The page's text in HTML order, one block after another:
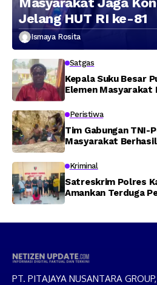
Jelang HUT RI ke-81
Ismaya Rosita
Satgas
Kepala Suku Besar
Elemen Masyarakat
Peristiwa
Tim Gabungan TNI-
Masyarakat
Memti
Kriminal
Satreskrim Polres
Amankan Terduga
PT. PITAJAYA NUSANTARA